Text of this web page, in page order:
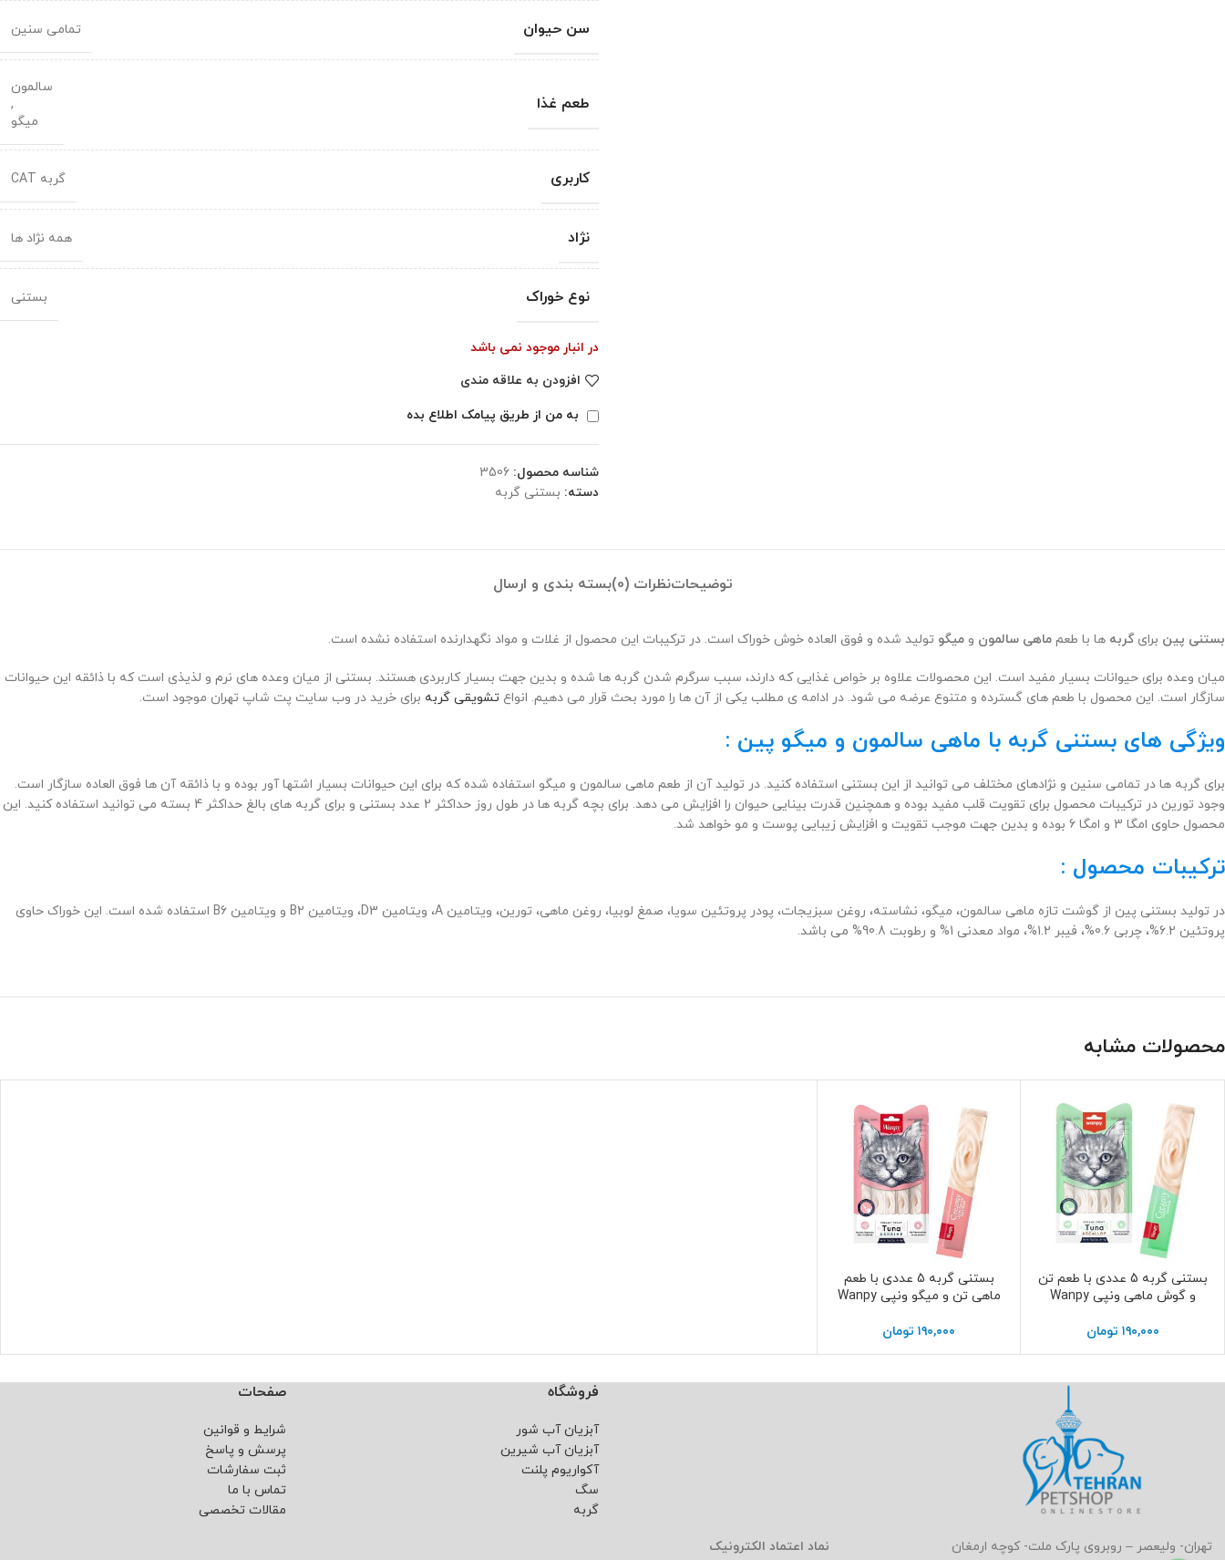
سن حیوان تمامی سنین
طعم غذا
سالمون
,
میگو
کاربری گربه CAT
نژاد همه نژاد ها
نوع خوراک بستنی
در انبار موجود نمی باشد
افزودن به علاقه مندی
به من از طریق پیامک اطلاع بده
شناسه محصول: 3506
دسته: بستنی گربه
توضیحاتنظرات (0) بسته بندی و ارسال
بستنی پین برایگربه ها با طعم ماهی سالمون و میگو تولید شده و فوق العاده خوش خوراک است. در ترکیبات این محصول از غلات و مواد نگهدارنده استفاده نشده است.
میان وعده برای حیوانات بسیار مفید است. این محصولات علاوه بر خواص غذایی که دارند، سبب سرگرم شدن گربه ها شده و بدین جهت بسیار کاربردی هستند. بستنی از میان وعده های نرم و لذیذی است که با ذائقه این حیوانات
سازگار است. این محصول با طعم های گسترده و متنوع عرضه می شود. در ادامه ی مطلب یکی از آن ها را مورد بحث قرار می دهیم. انواع تشویقی گربه برای خرید در وب سایت پت شاپ تهران موجود است.
ویژگی های بستنی گربه با ماهی سالمون و میگو پین :
برای گربه ها در تمامی سنین و نژادهای مختلف می توانید از این بستنی استفاده کنید. در تولید آن از طعم ماهی سالمون و میگو استفاده شده که برای این حیوانات بسیار اشتها آور بوده و با ذائقه آن ها فوق العاده سازگار است.
وجود تورین در ترکیبات محصول برای تقویت قلب مفید بوده و همچنین قدرت بینایی حیوان را افزایش می دهد. برای بچه گربه ها در طول روز حداکثر 2 عدد بستنی و برای گربه های بالغ حداکثر 4 بسته می توانید استفاده کنید. این
محصول حاوی امگا 3 و امگا 6 بوده و بدین جهت موجب تقویت و افزایش زیبایی پوست و مو خواهد شد.
ترکیبات محصول :
در تولید بستنی پین از گوشت تازه ماهی سالمون، میگو، نشاسته، روغن سبزیجات، پودر پروتئین سویا، صمغ لوبیا، روغن ماهی، تورین، ویتامین A، ویتامین D3، ویتامین B2 و ویتامین B6 استفاده شده است. این خوراک حاوی
پروتئین 6.2%، چربی 0.6%، فیبر 1.2%، مواد معدنی 1% و رطوبت 90.8% می باشد.
محصولات مشابه
افزودن به سبد خریدبستنی گربه 5 عددی با طعم تن
و گوش ماهی ونپی Wanpy
۱۹۰,۰۰۰ تومان
افزودن به سبد خریدبستنی گربه 5 عددی با طعم
ماهی تن و میگو ونپی Wanpy
۱۹۰,۰۰۰ تومان
تهران- ولیعصر – روبروی پارک ملت- کوچه ارمغان
نماد اعتماد الکترونیک
فروشگاه
آبزیان آب شور
آبزیان آب شیرین
آکواریوم پلنت
سگ
گربه
صفحات
شرایط و قوانین
پرسش و پاسخ
ثبت سفارشات
تماس با ما
مقالات تخصصی